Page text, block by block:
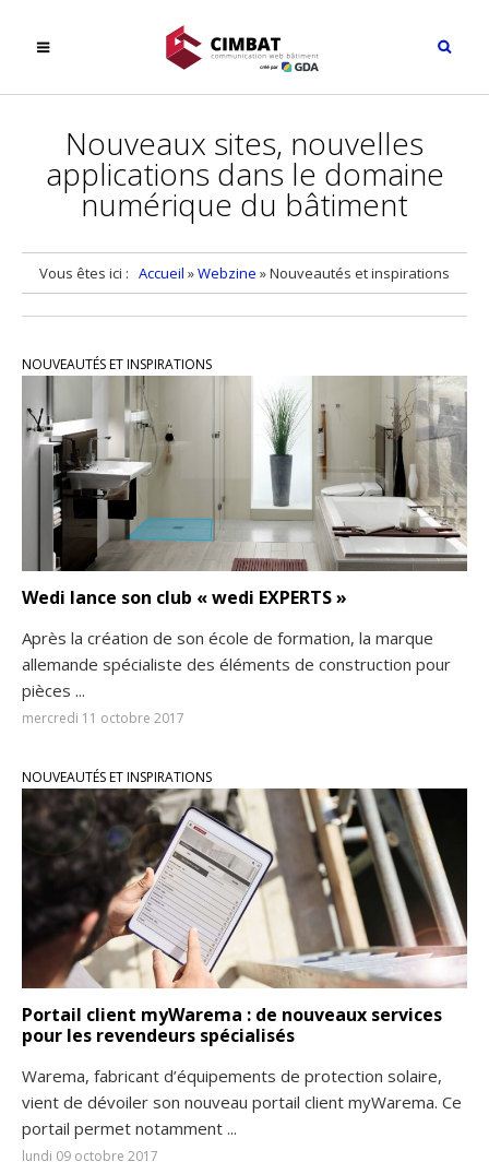
Nouveaux sites, nouvelles
applications dans le domaine
numérique du bâtiment
Vous êtes ici : Accueil »Webzine »Nouveautés et inspirations
NOUVEAUTÉS ET INSPIRATIONS
Wedi lance son club « wedi EXPERTS »
Après la création de son école de formation, la marque
allemande spécialiste des éléments de construction pour
pièces ...
mercredi 11 octobre 2017
NOUVEAUTÉS ET INSPIRATIONS
Portail client myWarema : de nouveaux services
pour les revendeurs spécialisés
Warema, fabricant d’équipements de protection solaire,
vient de dévoiler son nouveau portail client myWarema. Ce
portail permet notamment ...
lundi 09 octobre 2017